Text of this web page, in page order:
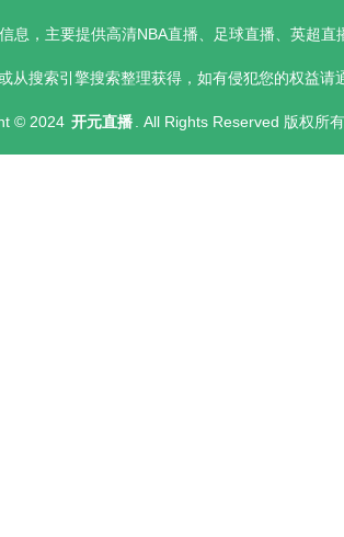
息，主要提供高清NBA直播、足球直播、英超
从搜索引擎搜索整理获得，如有侵犯您的权益请
© 2024 开元直播 . All Rights Reserved 版权所有